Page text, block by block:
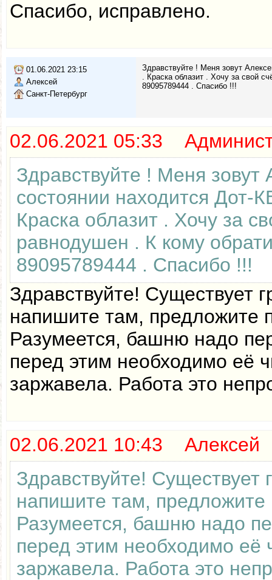
Спасибо, исправлено.
01.06.2021 23:15
Алексей
Санкт-Петербург
Здравствуйте ! Меня зовут
. Краска облазит . Хочу за свой
89095789444 . Спасибо !!!
02.06.2021 05:33
Здравствуйте ! Меня зовут
состоянии находится
Краска облазит . Хочу за
равнодушен . К кому
89095789444 . Спасибо !!!
Здравствуйте! Существует
напишите там, предложите
Разумеется, башню надо
перед этим необходимо её
заржавела. Работа это
02.06.2021 10:43 Алексей
Здравствуйте! Существует
напишите там,
Разумеется, башню надо
перед этим необходимо её
заржавела. Работа это